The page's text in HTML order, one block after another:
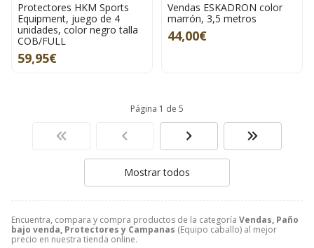
Encuentra, compara y compra productos de la categoría Vendas, Paño
bajo venda, Protectores y Campanas (Equipo caballo) al mejor
precio en nuestra tienda online.
Protectores HKM Sports
Equipment, juego de 4
unidades, color negro talla
COB/FULL
59,95€
Vendas ESKADRON color
marrón, 3,5 metros
44,00€
Página 1 de 5
Mostrar todos